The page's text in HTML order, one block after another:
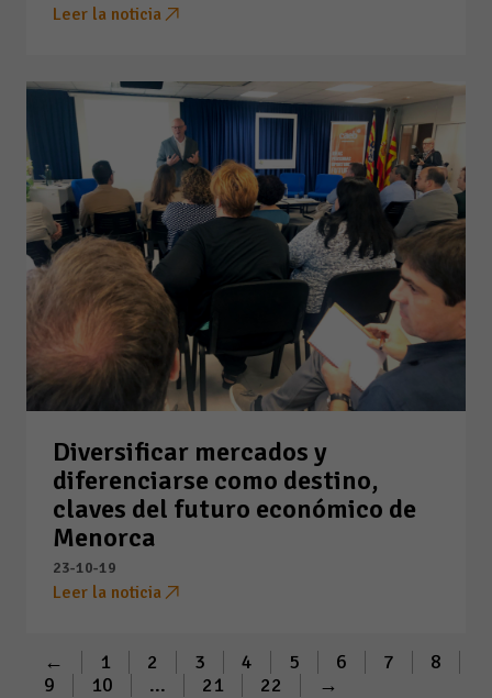
Leer la noticia
Diversificar mercados y
diferenciarse como destino,
claves del futuro económico de
Menorca
23-10-19
Leer la noticia
← 1 2 3 4 5 6 7
8
9
10 ... 21 22 →